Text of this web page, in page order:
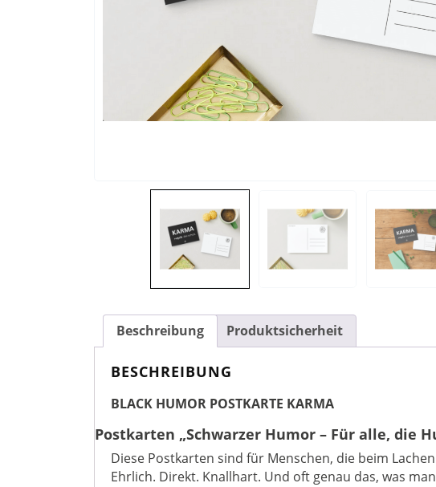
Beschreibung Produktsicherheit
BESCHREIBUNG
BLACK HUMOR POSTKARTE KARMA
Postkarten „Schwarzer Humor – Für alle, die
Diese Postkarten sind für Menschen, die beim
Ehrlich. Direkt. Knallhart. Und oft genau das, was